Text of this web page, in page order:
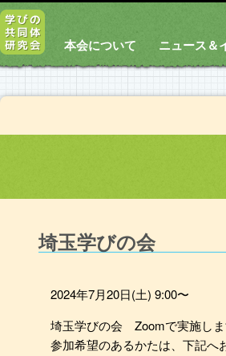
本会について ニュース＆
埼玉学びの会
2024年7月20日(土) 9:00〜
埼玉学びの会 Zoomで実施し
参加希望のあるかたは、下記へ